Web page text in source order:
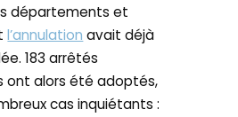
départements et
l’annulation avait déjà
183 arrêtés
ont alors été adoptés,
cas inquiétants :